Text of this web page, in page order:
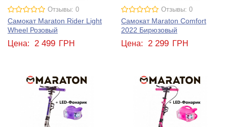
Отзывы: 0
Самокат Maraton Rider Light
Wheel Розовый
Цена: 2 499 ГРН
Отзывы: 0
Самокат Maraton Comfort
2022 Бирюзовый
Цена: 2 299 ГРН